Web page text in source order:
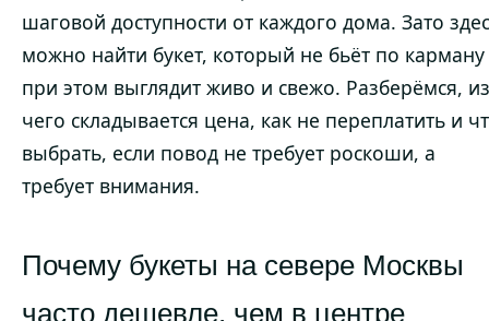
шаговой доступности от каждого дома. Зато
можно найти букет, который не бьёт по
при этом выглядит живо и свежо. Разберёмся, из
чего складывается цена, как не переплатить и
выбрать, если повод не требует роскоши, а
требует внимания.
Почему букеты на севере Москвы
часто дешевле, чем в центре